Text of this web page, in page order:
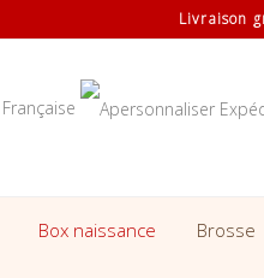
Livraison
Box naissance Brosse